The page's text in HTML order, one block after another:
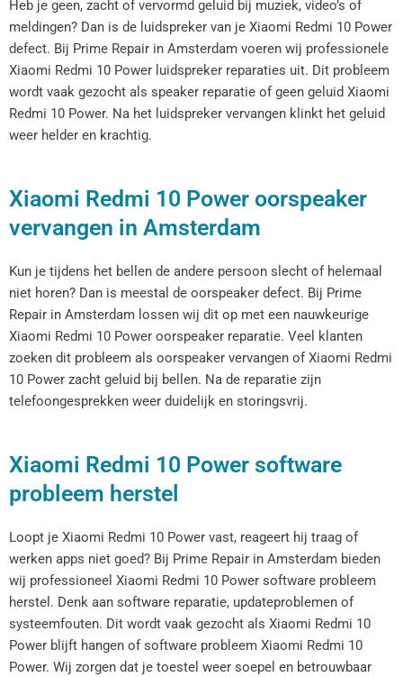
Heb je geen, zacht of vervormd geluid bij muziek, video’s of
meldingen? Dan is de luidspreker van je Xiaomi Redmi 10 Power
defect. Bij Prime Repair in Amsterdam voeren wij professionele
Xiaomi Redmi 10 Power luidspreker reparaties uit. Dit probleem
wordt vaak gezocht als speaker reparatie of geen geluid Xiaomi
Redmi 10 Power. Na het luidspreker vervangen klinkt het geluid
weer helder en krachtig.
Xiaomi Redmi 10 Power oorspeaker
vervangen in Amsterdam
Kun je tijdens het bellen de andere persoon slecht of helemaal
niet horen? Dan is meestal de oorspeaker defect. Bij Prime
Repair in Amsterdam lossen wij dit op met een nauwkeurige
Xiaomi Redmi 10 Power oorspeaker reparatie. Veel klanten
zoeken dit probleem als oorspeaker vervangen of Xiaomi Redmi
10 Power zacht geluid bij bellen. Na de reparatie zijn
telefoongesprekken weer duidelijk en storingsvrij.
Xiaomi Redmi 10 Power software
probleem herstel
Loopt je Xiaomi Redmi 10 Power vast, reageert hij traag of
werken apps niet goed? Bij Prime Repair in Amsterdam bieden
wij professioneel Xiaomi Redmi 10 Power software probleem
herstel. Denk aan software reparatie, updateproblemen of
systeemfouten. Dit wordt vaak gezocht als Xiaomi Redmi 10
Power blijft hangen of software probleem Xiaomi Redmi 10
Power. Wij zorgen dat je toestel weer soepel en betrouwbaar